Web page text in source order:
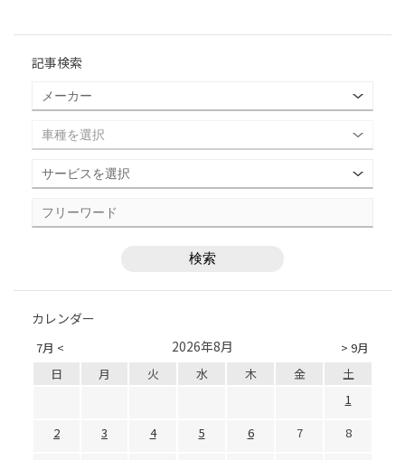
記事検索
カレンダー
7月 < > 9月
2026年8月
日 月 火 水 木 金
土
1
2
3 4 5 6 7
8